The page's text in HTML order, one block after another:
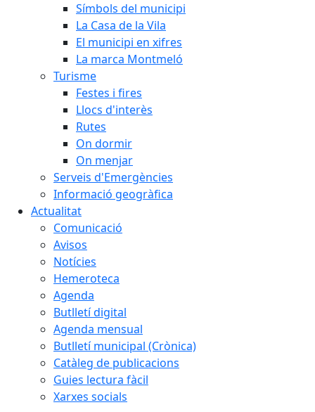
Símbols del municipi
La Casa de la Vila
El municipi en xifres
La marca Montmeló
Turisme
Festes i fires
Llocs d'interès
Rutes
On dormir
On menjar
Serveis d'Emergències
Informació geogràfica
Actualitat
Comunicació
Avisos
Notícies
Hemeroteca
Agenda
Butlletí digital
Agenda mensual
Butlletí municipal (Crònica)
Catàleg de publicacions
Guies lectura fàcil
Xarxes socials